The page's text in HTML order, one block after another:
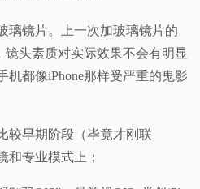
璃镜片。上一次加玻璃镜片的
镜头素质对实际效果不会有明显
机都像iPhone那样受严重的鬼影
较早期阶段（毕竟才刚联
和专业模式上；